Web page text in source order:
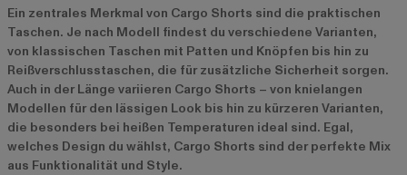
Ein zentrales Merkmal von Cargo Shorts sind die praktischen
Taschen. Je nach Modell findest du verschiedene Varianten,
von klassischen Taschen mit Patten und Knöpfen bis hin zu
Reißverschlusstaschen, die für zusätzliche Sicherheit sorgen.
Auch in der Länge variieren Cargo Shorts – von knielangen
Modellen für den lässigen Look bis hin zu kürzeren Varianten,
die besonders bei heißen Temperaturen ideal sind. Egal,
welches Design du wählst, Cargo Shorts sind der perfekte Mix
aus Funktionalität und Style.